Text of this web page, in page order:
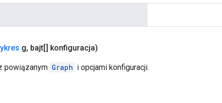
g, bajt[] konfiguracja)
powiązanym Graph i opcjami konfiguracji.